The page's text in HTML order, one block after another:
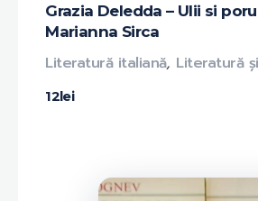
Grazia Deledda – Ulii si
Marianna Sirca
12lei
Literatură italiană, Literatură